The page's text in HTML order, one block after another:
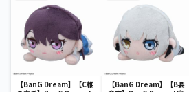
【BanG Dream】【C椎
【BanG Dream】【B要